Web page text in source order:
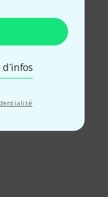
d´infos